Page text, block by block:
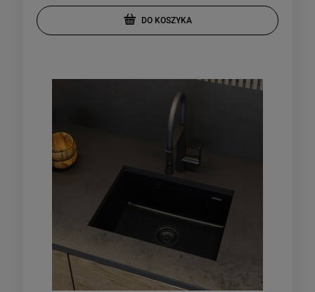
DO KOSZYKA